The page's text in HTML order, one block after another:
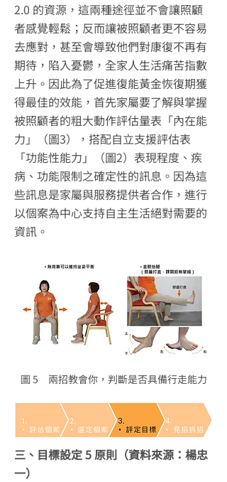
2.0 的資源，這兩種途徑並不會讓照顧
者感覺輕鬆；反而讓被照顧者更不容易
去應對，甚至會導致他們對康復不再有
期待，陷入憂鬱，全家人生活痛苦指數
上升。因此為了促進復能黃金恢復期獲
得最佳的效能，首先家屬要了解與掌握
被照顧者的粗大動作評估量表「內在能
力」（圖3），搭配自立支援評估表
「功能性能力」（圖2）表現程度、疾
病、功能限制之確定性的訊息。因為這
些訊息是家屬與服務提供者合作，進行
以個案為中心支持自主生活絕對需要的
資訊。
圖 5 兩招教會你，判斷是否具備行走能力
三、目標設定 5 原則（資料來源：楊忠
一）